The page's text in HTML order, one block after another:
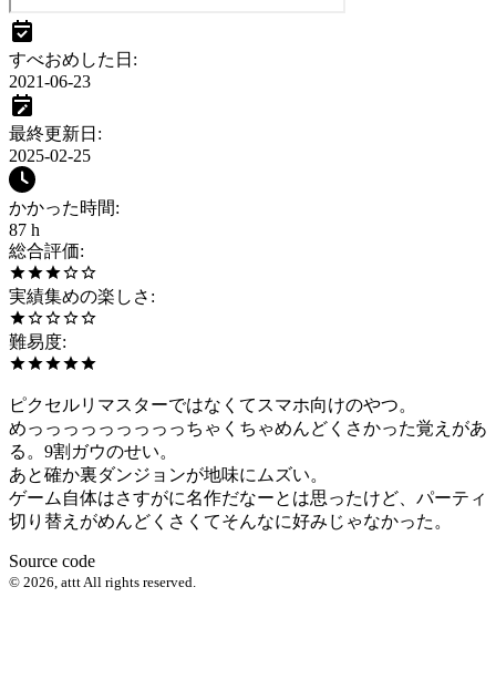
すべおめした日 :
2021-06-23
最終更新日 :
2025-02-25
かかった時間:
87 h
総合評価:
実績集めの楽しさ :
難易度:
ピクセルリマスターではなくてスマホ向けのやつ。
めっっっっっっっっっちゃくちゃめんどくさかった覚えがあ
る。9割ガウのせい。
あと確か裏ダンジョンが地味にムズい。
ゲーム自体はさすがに名作だなーとは思ったけど、パーティ
切り替えがめんどくさくてそんなに好みじゃなかった。
Source code
© 2026 attt All rights reserved.